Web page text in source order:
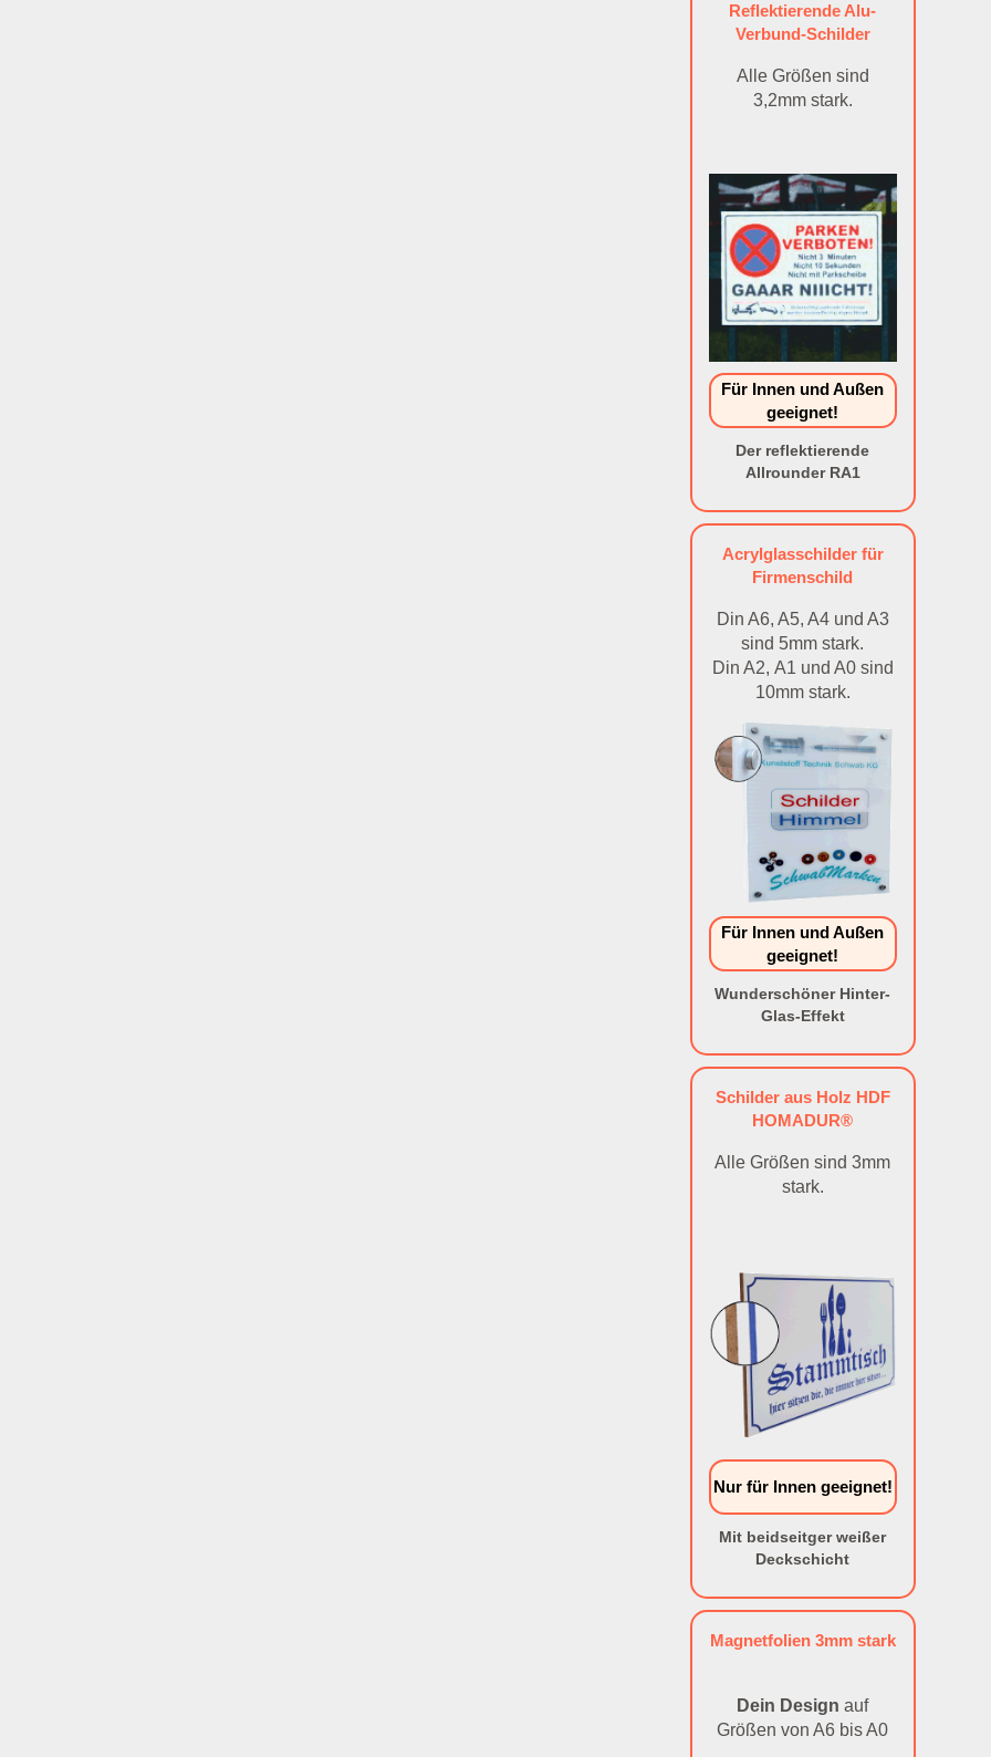
Reflektierende Alu-
Verbund-Schilder
Alle Größen sind
3,2mm stark.
Für Innen und Außen
geeignet!
Der reflektierende
Allrounder RA1
Acrylglasschilder für
Firmenschild
Din A6, A5, A4 und A3
sind 5mm stark.
Din A2, A1 und A0 sind
10mm stark.
Für Innen und Außen
geeignet!
Wunderschöner Hinter-
Glas-Effekt
Schilder aus Holz HDF
HOMADUR®
Alle Größen sind 3mm
stark.
Nur für Innen geeignet!
Mit beidseitger weißer
Deckschicht
Magnetfolien 3mm stark
Dein Design auf
Größen von A6 bis A0